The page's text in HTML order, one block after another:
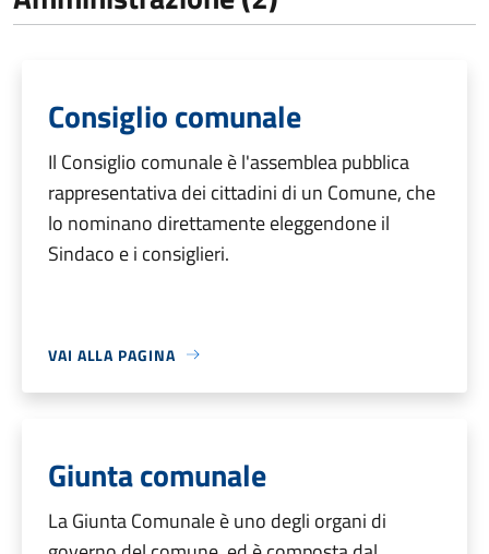
Consiglio comunale
Il Consiglio comunale è l'assemblea pubblica
rappresentativa dei cittadini di un Comune, che
lo nominano direttamente eleggendone il
Sindaco e i consiglieri.
VAI ALLA PAGINA
Giunta comunale
La Giunta Comunale è uno degli organi di